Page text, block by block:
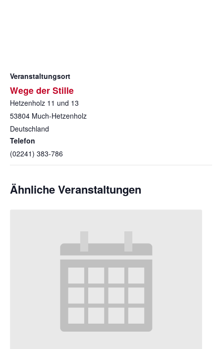
Veranstaltungsort
Wege der Stille
Hetzenholz 11 und 13
53804 Much-Hetzenholz
Deutschland
Telefon
(02241) 383-786
Ähnliche Veranstaltungen